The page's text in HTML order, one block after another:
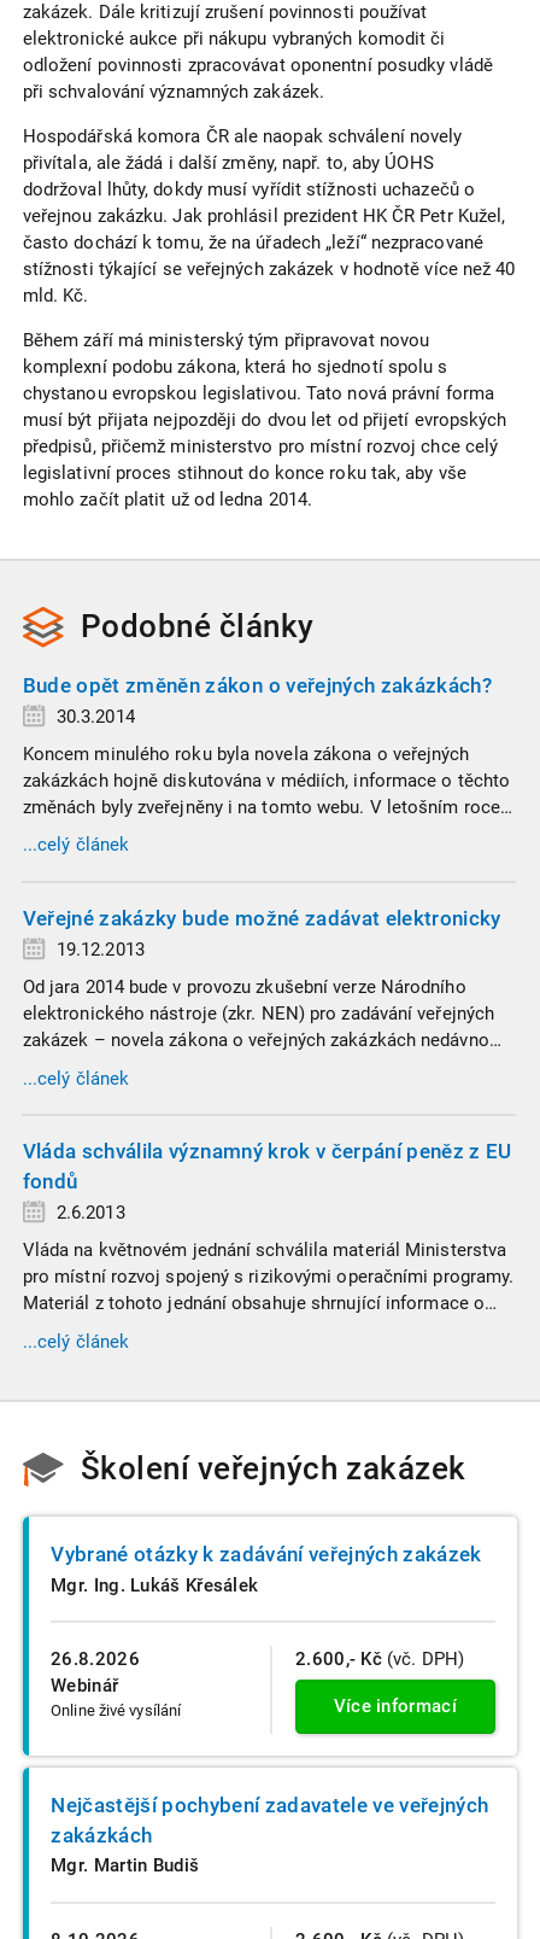
zakázek. Dále kritizují zrušení povinnosti používat
elektronické aukce při nákupu vybraných komodit či
odložení povinnosti zpracovávat oponentní posudky vládě
při schvalování významných zakázek.
Hospodářská komora ČR ale naopak schválení novely
přivítala, ale žádá i další změny, např. to, aby ÚOHS
dodržoval lhůty, dokdy musí vyřídit stížnosti uchazečů o
veřejnou zakázku. Jak prohlásil prezident HK ČR Petr Kužel,
často dochází k tomu, že na úřadech „leží“ nezpracované
stížnosti týkající se veřejných zakázek v hodnotě více než 40
mld. Kč.
Během září má ministerský tým připravovat novou
komplexní podobu zákona, která ho sjednotí spolu s
chystanou evropskou legislativou. Tato nová právní forma
musí být přijata nejpozději do dvou let od přijetí evropských
předpisů, přičemž ministerstvo pro místní rozvoj chce celý
legislativní proces stihnout do konce roku tak, aby vše
mohlo začít platit už od ledna 2014.
Podobné články
Bude opět změněn zákon o veřejných zakázkách?
30.3.2014
Koncem minulého roku byla novela zákona o veřejných
zakázkách hojně diskutována v médiích, informace o těchto
změnách byly zveřejněny i na tomto webu. V letošním roce
se v této problematice ale zřejmě chystají další změny. Rada
pro všeobecné záležitosti přijala v polovině února
směrnicím na zcela novém zákonu o veřejných zakázkách.
...celý článek
Veřejné zakázky bude možné zadávat elektronicky
19.12.2013
Od jara 2014 bude v provozu zkušební verze Národního
elektronického nástroje (zkr. NEN) pro zadávání veřejných
zakázek – novela zákona o veřejných zakázkách nedávno
prošla poslaneckou sněmovnou. Tento nástroj je
realizovaný v rámci projektu Národní infrastruktura pro
...celý článek
Vláda schválila významný krok v čerpání peněz z EU
fondů
2.6.2013
Vláda na květnovém jednání schválila materiál Ministerstva
pro místní rozvoj spojený s rizikovými operačními programy.
Materiál z tohoto jednání obsahuje shrnující informace o
rizikových OP, nastavuje podmínky a další postup a jsou zde
uvedené také návrhy řešení rizik a konkrétní navržené částky
...celý článek
Školení veřejných zakázek
26.8.2026
Webinář
Online živé vysílání
Vybrané otázky k zadávání veřejných zakázek
Mgr. Ing. Lukáš Křesálek
2.600,- Kč (vč. DPH)
Více informací
Nejčastější pochybení zadavatele ve veřejných
zakázkách
Mgr. Martin Budiš